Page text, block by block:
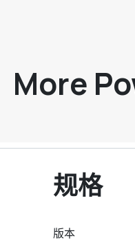
More
规格
版本